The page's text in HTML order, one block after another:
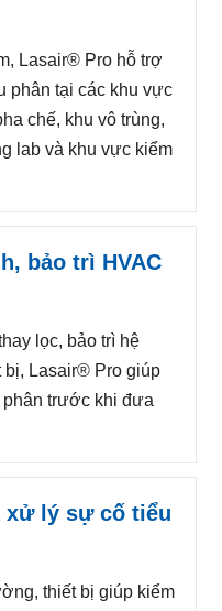
Lasair® Pro hỗ trợ
phân tại các khu vực
chế, khu vô trùng,
lab và khu vực kiểm
bảo trì HVAC
lọc, bảo trì hệ
bị, Lasair® Pro giúp
phân trước khi đưa
xử lý sự cố tiểu
thiết bị giúp kiểm